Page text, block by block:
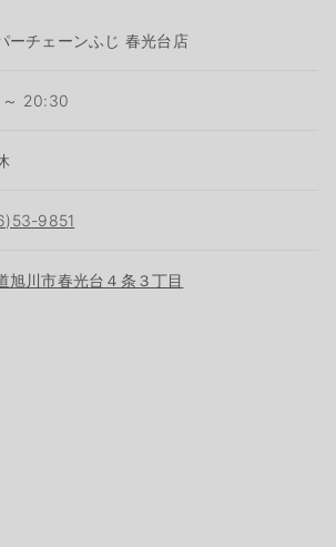
ーチェーンふじ 春光台店
20:30
9851
旭川市春光台４条３丁目